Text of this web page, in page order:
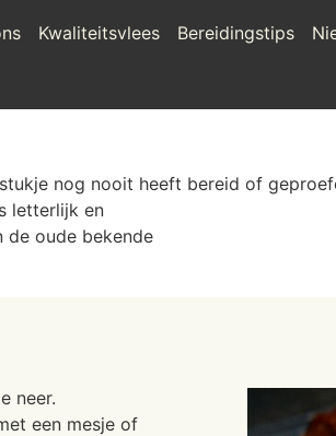
Kwaliteitsvlees Bereidingstips
nog nooit heeft bereid of
letterlijk en
de oude bekende
neer.
een mesje of